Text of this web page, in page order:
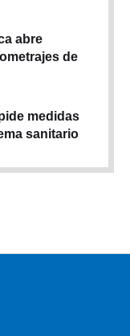
abre
de
medidas
sanitario